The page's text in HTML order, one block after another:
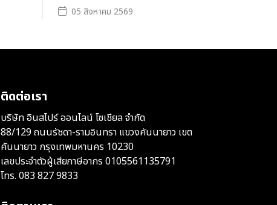
05 สิงหาคม 2569
ติดต่อเรา
บริษัท อินสไปร์ ออนไลน์ โซเชียล จำกัด
88/129 ถนนรัชดา-รามอินทรา แขวงคันนายาว เขต
คันนายาว กรุงเทพมหานคร 10230
เลขประจำตัวผู้เสียภาษีอากร 0105561135791
โทร. 083 827 9833